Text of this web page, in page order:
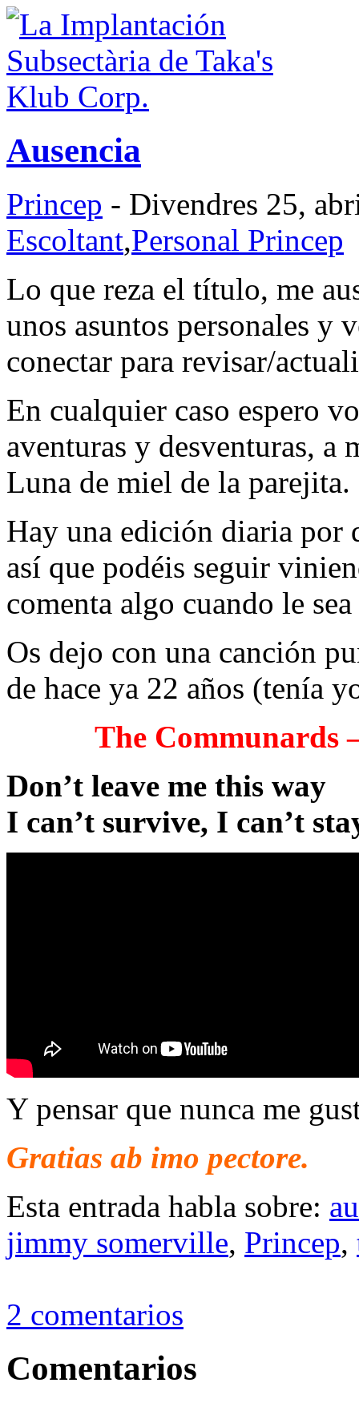
Ausencia
Princep - Divendres 25,
Escoltant,Personal Princep
Lo que reza el título, me
unos asuntos personales y
conectar para revisar/
En cualquier caso espero
aventuras y desventuras, a
Luna de miel de la parejita.
Hay una edición diaria por
así que podéis seguir
comenta algo cuando le
Os dejo con una canción
de hace ya 22 años (tenía
The Communards
Don’t leave me this way
I can’t survive, I can’t
Y pensar que nunca me
Gratias ab imo pectore.
Esta entrada habla sobre:
jimmy somerville, Princep,
2 comentarios
Comentarios